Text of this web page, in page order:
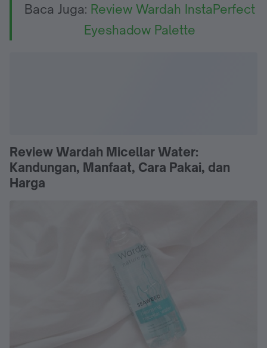
Baca Juga: Review Wardah InstaPerfect
Eyeshadow Palette
Review Wardah Micellar Water:
Kandungan, Manfaat, Cara Pakai, dan
Harga